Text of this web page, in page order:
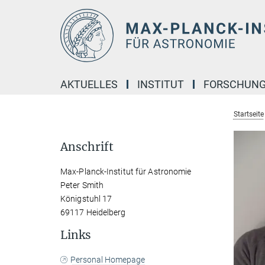
AKTUELLES INSTITUT
Startseite
Anschrift
Max-Planck-Institut für Astronomie
Peter Smith
Königstuhl 17
69117 Heidelberg
Links
Personal Homepage